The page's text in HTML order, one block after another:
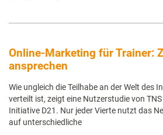
Online-Marketing für Trainer:
ansprechen
Wie ungleich die Teilhabe an der Welt des
verteilt ist, zeigt eine Nutzerstudie von
Initiative D21. Nur jeder Vierte nutzt das
auf unterschiedliche